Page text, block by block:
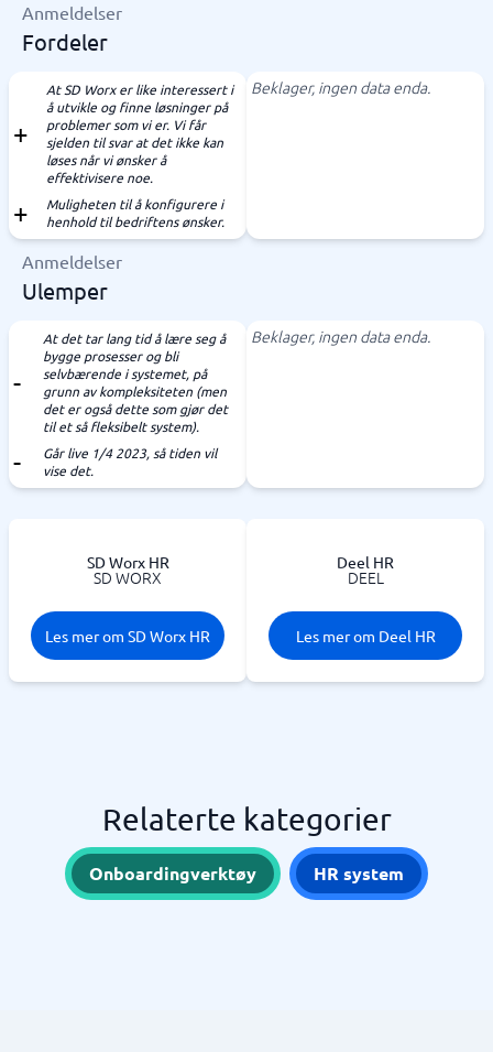
Anmeldelser
Fordeler
At SD Worx er like interessert i
å utvikle og finne løsninger på
problemer som vi er. Vi får
sjelden til svar at det ikke kan
løses når vi ønsker å
effektivisere noe.
Muligheten til å konfigurere i
henhold til bedriftens ønsker.
Beklager, ingen data enda.
Anmeldelser
Ulemper
At det tar lang tid å lære seg å
bygge prosesser og bli
selvbærende i systemet, på
grunn av kompleksiteten (men
det er også dette som gjør det
til et så fleksibelt system).
Går live 1/4 2023, så tiden vil
vise det.
Beklager, ingen data enda.
SD Worx HR
SD WORX
Les mer om SD Worx HR
Deel HR
DEEL
Les mer om Deel HR
Relaterte kategorier
Onboardingverktøy HR system